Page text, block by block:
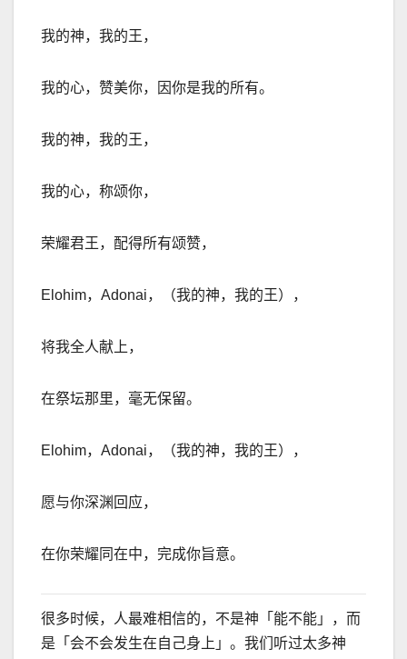
我的神，我的王，
我的心，赞美你， 因你是我的所有。
我的神，我的王，
我的心，称颂你，
荣耀君王， 配得所有颂赞，
Elohim，Adonai，（我的神，我的王），
将我全人献上，
在祭坛那里，毫无保留。
Elohim，Adonai，（我的神，我的王），
愿与你深渊回应，
在你荣耀同在中，完成你旨意。
很多时候，人最难相信的，不是神「能不能」，而
是「会不会发生在自己身上」。我们听过太多神